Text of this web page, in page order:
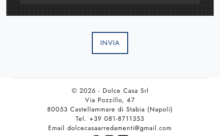
INVIA
© 2026 - Dolce Casa Srl
Via Pozzillo, 47
80053 Castellammare di Stabia (Napoli)
Tel. +39 081-8711353
Email dolcecasaarredamenti@gmail.com